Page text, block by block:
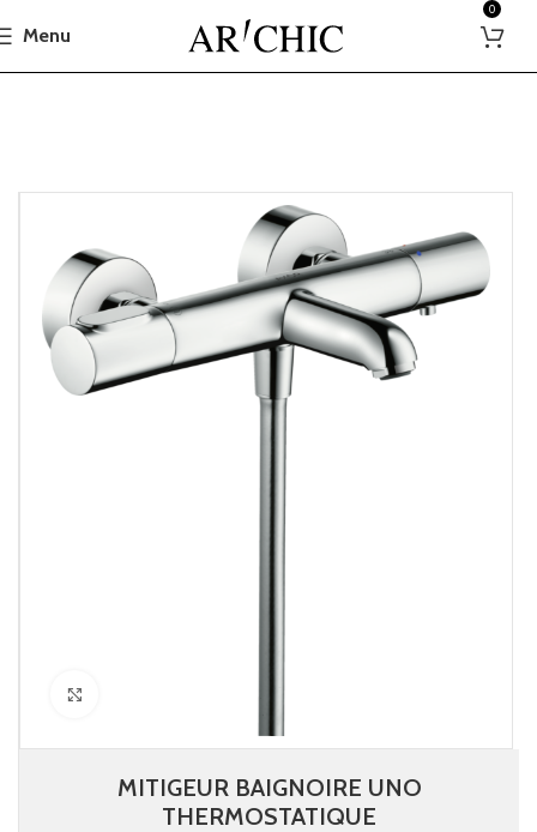
Menu
0
MITIGEUR BAIGNOIRE UNO
THERMOSTATIQUE